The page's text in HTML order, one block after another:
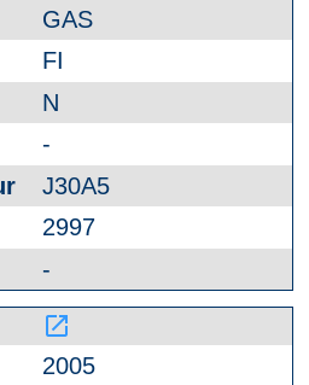
GAS
FI
N
-
J30A5
2997
-
launch
2005